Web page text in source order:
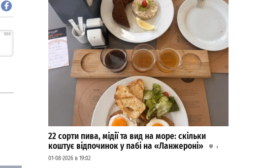
500
22 сорти пива, мідії та вид на море: скільки
коштує відпочинок у пабі на «Ланжероні»
1
01-08-2026 в 19:02